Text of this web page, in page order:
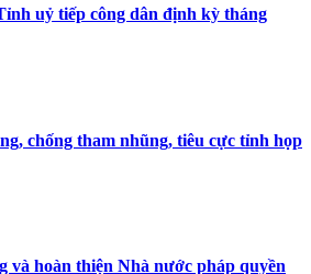
uỷ tiếp công dân định kỳ tháng
chống tham nhũng, tiêu cực tỉnh họp
và hoàn thiện Nhà nước pháp quyền